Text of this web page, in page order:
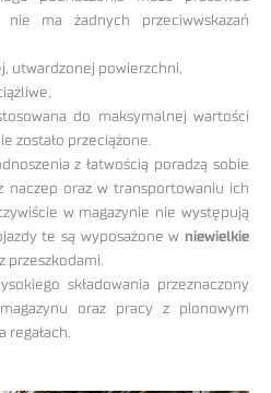
ma żadnych przeciwwskazań
utwardzonej powierzchni,
do maksymalnej wartości
zostało przeciążone.
z łatwością poradzą sobie
naczep oraz w transportowaniu ich
w magazynie nie występują
te są wyposażone w niewielkie
przeszkodami.
składowania przeznaczony
oraz pracy z pionowym
regałach.